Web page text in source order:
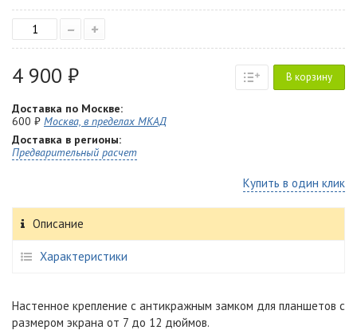
– +
4 900 ₽ В корзину
Доставка по Москве:
600 ₽ Москва, в пределах МКАД
Доставка в регионы:
Предварительный расчет
Купить в один клик
Описание
Характеристики
Настенное крепление c антикражным замком для планшетов с
размером экрана от 7 до 12 дюймов.